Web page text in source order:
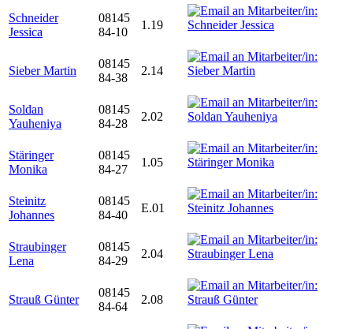
Schneider
Jessica
08145
84-10
1.19
Sieber Martin
08145
84-38
2.14
Soldan
Yauheniya
08145
84-28
2.02
Stäringer
Monika
08145
84-27
1.05
Steinitz
Johannes
08145
84-40
E.01
Straubinger
Lena
08145
84-29
2.04
Strauß Günter
08145
84-64
2.08